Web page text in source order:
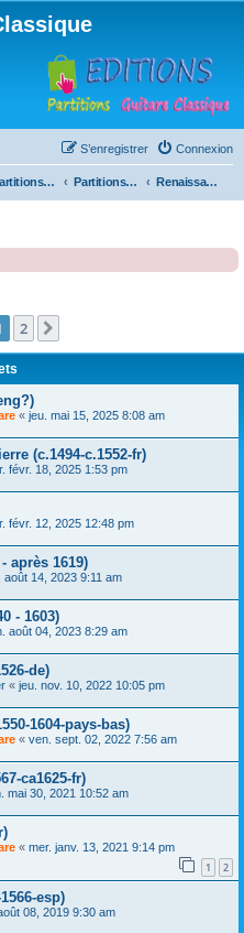
Connexion
S’enregistrer
Partitions pour guitare en libre téléchargement Partitions classées par compositeur Renaissance
2
« jeu. mai 15, 2025 8:08 am
(c.1494-c.1552-fr)
févr. 18, 2025 1:53 pm
févr. 12, 2025 12:48 pm
après 1619)
août 14, 2023 9:11 am
- 1603)
août 04, 2023 8:29 am
de)
« jeu. nov. 10, 2022 10:05 pm
1604-pays-bas)
« ven. sept. 02, 2022 7:56 am
ca1625-fr)
mai 30, 2021 10:52 am
« mer. janv. 13, 2021 9:14 pm
1 2
esp)
08, 2019 9:30 am